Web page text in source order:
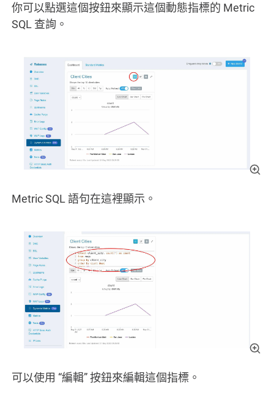
你可以點選這個按鈕來顯示這個動態指標的 Metric
SQL 查詢。
Metric SQL 語句在這裡顯示。
可以使用 “編輯” 按鈕來編輯這個指標。